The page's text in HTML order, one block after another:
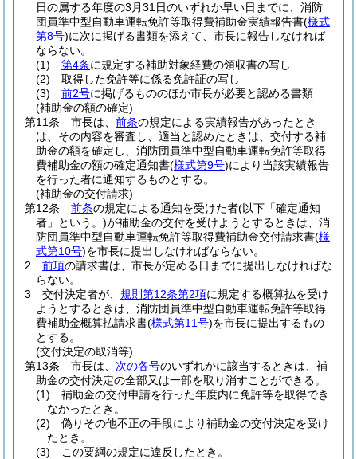
日の属する年度の3月31日のいずれか早い日までに、消防
団員準中型自動車運転免許等取得費補助金実績報告書(様式
第8号)に次に掲げる書類を添えて、市長に報告しなければ
ならない。
(1)
第4条に規定する補助対象経費の領収書の写し
(2)
取得した免許等に係る免許証の写し
(3)
前2号に掲げるもののほか市長が必要と認める書類
(補助金の額の確定)
第11条
市長は、 前条の規定による実績報告があったとき
は、その内容を審査し、適当と認めたときは、交付する補
助金の額を確定し、消防団員準中型自動車運転免許等取得
費補助金の額の確定通知書(様式第9号)により当該実績報告
を行った者に通知するものとする。
(補助金の交付請求)
第12条
前条の規定による通知を受けた者(以下「確定通知
者」という。)が補助金の交付を受けようとするときは、消
防団員準中型自動車運転免許等取得費補助金交付請求書(様
式第10号)を市長に提出しなければならない。
2
前項の請求書は、市長が定める日までに提出しなければな
らない。
3
交付決定者が、 規則第12条第2項に規定する概算払を受け
ようとするときは、消防団員準中型自動車運転免許等取得
費補助金概算払請求書(様式第11号)を市長に提出するもの
とする。
(交付決定の取消等)
第13条
市長は、 次の各号のいずれかに該当するときは、補
助金の交付決定の全部又は一部を取り消すことができる。
(1)
補助金の交付申請を行った年度内に免許等を取得でき
なかったとき。
(2)
偽りその他不正の手段により補助金の交付決定を受け
たとき。
(3)
この要綱の規定に違反したとき。